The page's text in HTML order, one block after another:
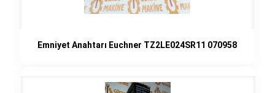
Emniyet Anahtarı Euchner TZ2LE024SR11 070958